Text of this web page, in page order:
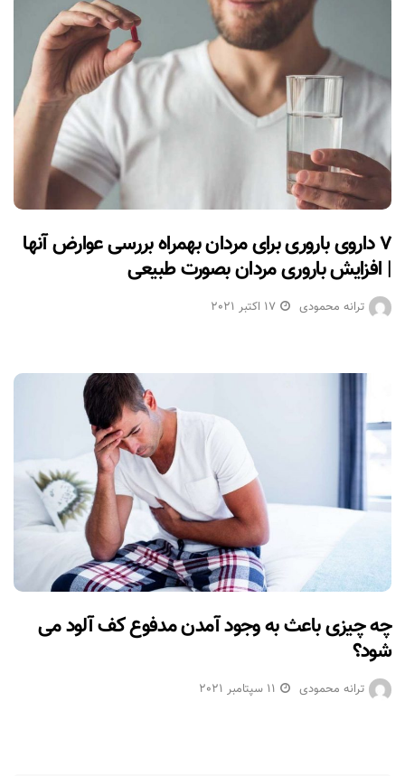
۷ داروی باروری برای مردان بهمراه بررسی عوارض آنها
| افزایش باروری مردان بصورت طبیعی
ترانه محمودی 17 اکتبر 2021
چه چیزی باعث به وجود آمدن مدفوع کف آلود می
شود؟
ترانه محمودی 11 سپتامبر 2021